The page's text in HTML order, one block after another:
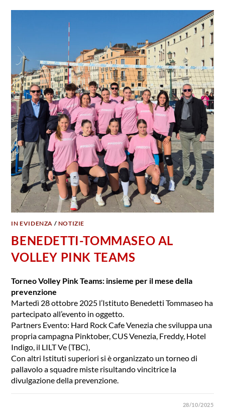
IN EVIDENZA / NOTIZIE
BENEDETTI-TOMMASEO AL
VOLLEY PINK TEAMS
Torneo Volley Pink Teams: insieme per il mese della
prevenzione
Martedì 28 ottobre 2025 l’Istituto Benedetti Tommaseo ha
partecipato all’evento in oggetto.
Partners Evento: Hard Rock Cafe Venezia che sviluppa una
propria campagna Pinktober, CUS Venezia, Freddy, Hotel
Indigo, il LILT Ve (TBC),
Con altri Istituti superiori si è organizzato un torneo di
pallavolo a squadre miste risultando vincitrice la
divulgazione della prevenzione.
28/10/2025